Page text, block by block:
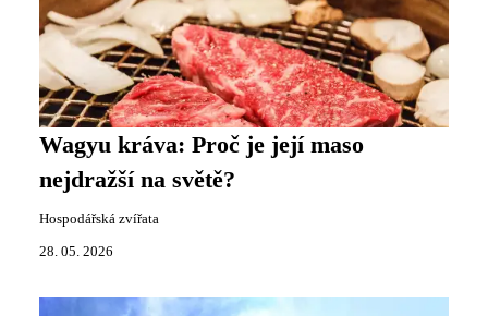
Wagyu kráva: Proč je její maso
nejdražší na světě?
Hospodářská zvířata
28. 05. 2026